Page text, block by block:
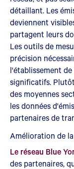
détaillant. Les
deviennent
partagent leurs
Les outils de
précision
l'établissement
significatifs.
des moyennes
les données
partenaires de
Amélioration de
Le réseau Blue
des partenaires,